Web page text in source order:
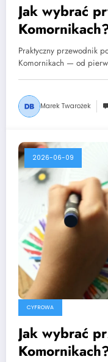
Jak wybrać
Praktyczny przewodnik
Komornikach — od
Marek Twarożek
2026-06-09
CYFROWA
Jak wybrać